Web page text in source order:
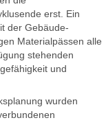
erst. Ein
der Gebäude-
Materialpässen alle
stehenden
und
wurden